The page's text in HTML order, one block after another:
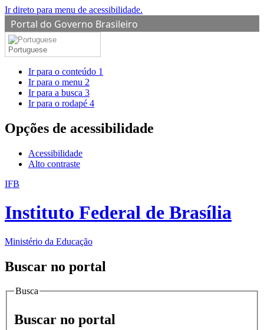
Ir direto para menu de acessibilidade.
Portal do Governo Brasileiro
Portuguese
Ir para o conteúdo 1
Ir para o menu 2
Ir para a busca 3
Ir para o rodapé 4
Opções de acessibilidade
Acessibilidade
Alto contraste
IFB
Instituto Federal de Brasília
Ministério da Educação
Buscar no portal
Busca
Buscar no portal